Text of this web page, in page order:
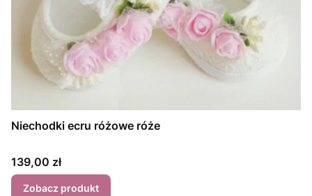
Niechodki ecru różowe róże
Cena
139,00 zł
Zobacz produkt